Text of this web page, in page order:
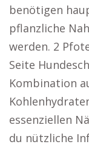
benötigen
pflanzliche
werden. 2
Seite
Kombination
essenziellen
du nützliche